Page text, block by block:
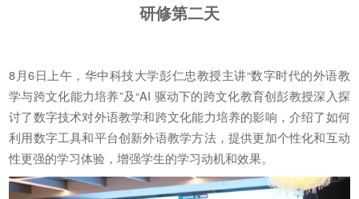
研修第二天
8月6日上午，华中科技大学彭仁忠教授主讲“数字时代的外语教
学与跨文化能力培养”及“AI 驱动下的跨文化教育创彭教授深入探
讨了数字技术对外语教学和跨文化能力培养的影响，介绍了如何
利用数字工具和平台创新外语教学方法，提供更加个性化和互动
性更强的学习体验，增强学生的学习动机和效果。